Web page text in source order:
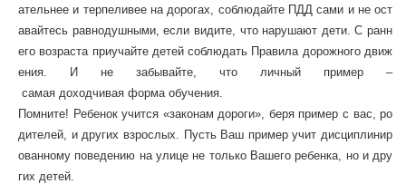
ательнее и терпеливее на дорогах соблюдайте ПДД сами и не ост
авайтесь равнодушными,если видите, что нарушают дети.С ранн
его возраста приучайте детей соблюдать Правила дорожного движ
ения
И не забывайте что личный пример –
самая доходчивая форма обучения
Помните! Ребенок учится «законам дороги», беря пример с вас ,ро
дителей
и других взрослых Пусть Ваш пример учит дисциплинир
ованному поведению на улице не только Вашего ребенка но и дру
гих детей